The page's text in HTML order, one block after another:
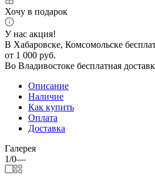
Хочу в подарок
У нас акция!
В Хабаровске, Комсомольске
от 1 000 руб.
Во Владивостоке бесплатная
Описание
Наличие
Как купить
Оплата
Доставка
Галерея
1/0—